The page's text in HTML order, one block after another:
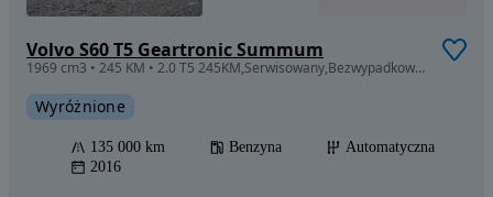
Volvo S60 T5 Geartronic Summum
1969 cm3 • 245 KM • 2.0 T5 245KM,Serwisowany,Bezwypadkowy,Jedne ręce,Super stan.
Wyróżnione
135 000 km Benzyna
Automatyczna
2016